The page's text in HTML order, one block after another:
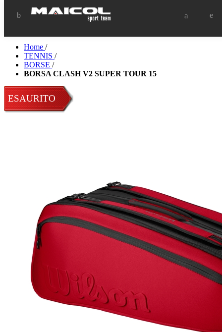
Home /
TENNIS /
BORSE /
BORSA CLASH V2 SUPER TOUR 15
Disponibile
ESAURITO